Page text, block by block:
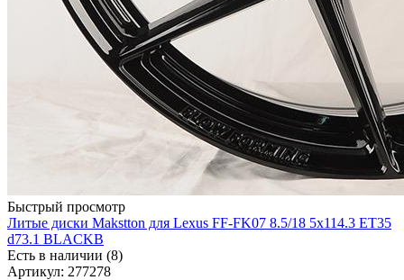
Быстрый просмотр
Литые диски Makstton для Lexus FF-FK07 8.5/18 5x114.3 ET35
d73.1 BLACKB
Есть в наличии (8)
Артикул: 277278